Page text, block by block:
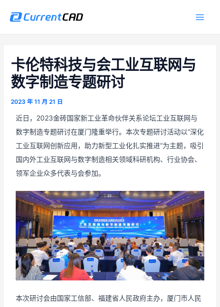
卡伦特科技与会工业互联网与
数字制造专题研讨
2023 年 11 月 21 日
近日，2023金砖国家新工业革命伙伴关系论坛工业互联网与
数字制造专题研讨在厦门隆重举行。本次专题研讨活动以“深化
工业互联网创新应用，助力新型工业化扎实推进”为主题，吸引
国内外工业互联网与数字制造相关领域科研机构、行业协会、
领军企业众多代表与会参加。
本次研讨会由国家工信部、福建省人民政府主办，厦门市人民